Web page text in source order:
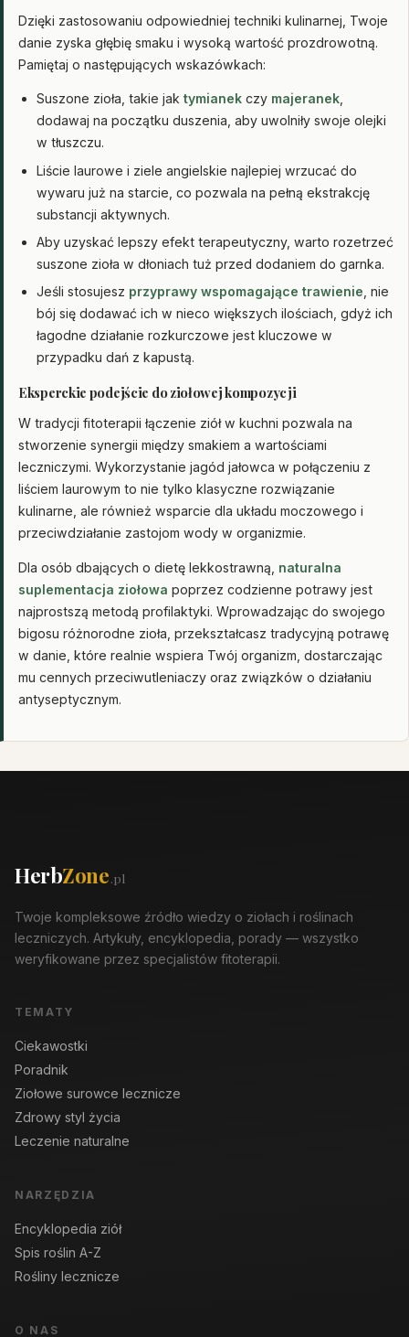
Dzięki zastosowaniu odpowiedniej techniki kulinarnej, Twoje
danie zyska głębię smaku i wysoką wartość prozdrowotną.
Pamiętaj o następujących wskazówkach:
Suszone zioła, takie jak tymianek czy majeranek
dodawaj na początku duszenia, aby uwolniły swoje olejki
w tłuszczu.
Liście laurowe i ziele angielskie najlepiej wrzucać do
wywaru już na starcie, co pozwala na pełną ekstrakcję
substancji aktywnych.
Aby uzyskać lepszy efekt terapeutyczny, warto rozetrzeć
suszone zioła w dłoniach tuż przed dodaniem do garnka.
Jeśli stosujesz przyprawy wspomagające trawienie , nie
bój się dodawać ich w nieco większych ilościach, gdyż ich
łagodne działanie rozkurczowe jest kluczowe w
przypadku dań z kapustą.
Eksperckie podejście do ziołowej kompozycji
W tradycji fitoterapii łączenie ziół w kuchni pozwala na
stworzenie synergii między smakiem a wartościami
leczniczymi. Wykorzystanie jagód jałowca w połączeniu z
liściem laurowym to nie tylko klasyczne rozwiązanie
kulinarne, ale również wsparcie dla układu moczowego i
przeciwdziałanie zastojom wody w organizmie.
Dla osób dbających o dietę lekkostrawną, naturalna
suplementacja ziołowa poprzez codzienne potrawy jest
najprostszą metodą profilaktyki. Wprowadzając do swojego
bigosu różnorodne zioła, przekształcasz tradycyjną potrawę
w danie, które realnie wspiera Twój organizm, dostarczając
mu cennych przeciwutleniaczy oraz związków o działaniu
antyseptycznym.
HerbZone.pl
Twoje kompleksowe źródło wiedzy o ziołach i roślinach
leczniczych. Artykuły, encyklopedia, porady — wszystko
weryfikowane przez specjalistów fitoterapii.
TEMATY
Ciekawostki
Poradnik
Ziołowe surowce lecznicze
Zdrowy styl życia
Leczenie naturalne
NARZĘDZIA
Encyklopedia ziół
Spis roślin A-Z
Rośliny lecznicze
O NAS